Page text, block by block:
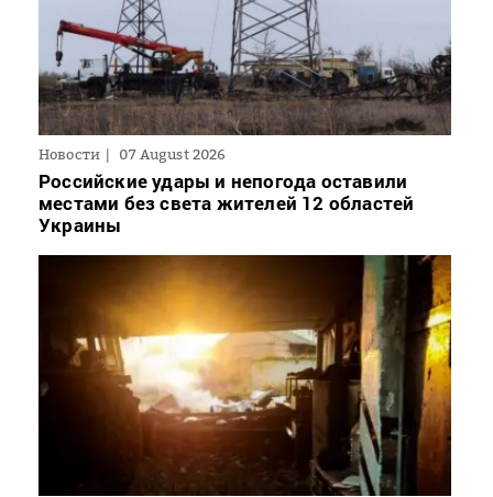
Новости 07 August 2026
Российские удары и непогода оставили
местами без света жителей 12 областей
Украины